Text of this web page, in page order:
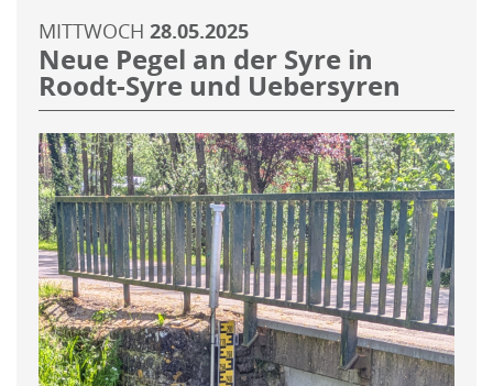
MITTWOCH 28.05.2025
Neue Pegel an der Syre in
Roodt-Syre und Uebersyren